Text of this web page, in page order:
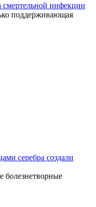
инфекции
поддерживающая
серебра создали
болезнетворные